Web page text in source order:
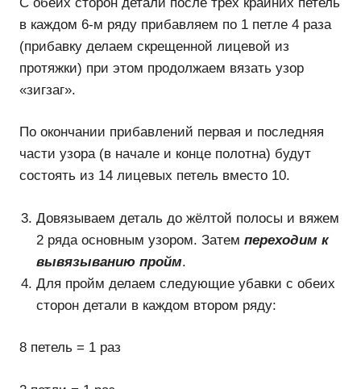
в каждом 6-м ряду прибавляем по 1 петле 4 раза
(прибавку делаем скрещенной лицевой из
протяжки) при этом продолжаем вязать узор
«зигзаг».
По окончании прибавлений первая и последняя
части узора (в начале и конце полотна) будут
состоять из 14 лицевых петель вместо 10.
Довязываем деталь до жёлтой полосы и вяжем
2 ряда основным узором. Затемпереходим к
вывязыванию пройм.
Для пройм делаем следующие убавки с обеих
сторон детали в каждом втором ряду:
8 петель = 1 раз